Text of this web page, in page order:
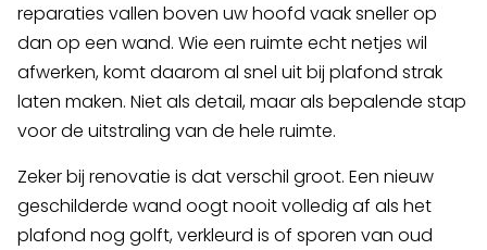
reparaties vallen boven uw hoofd vaak sneller op
dan op een wand. Wie een ruimte echt netjes wil
afwerken, komt daarom al snel uit bij plafond strak
laten maken. Niet als detail, maar als bepalende stap
voor de uitstraling van de hele ruimte.
Zeker bij renovatie is dat verschil groot. Een nieuw
geschilderde wand oogt nooit volledig af als het
plafond nog golft, verkleurd is of sporen van oud